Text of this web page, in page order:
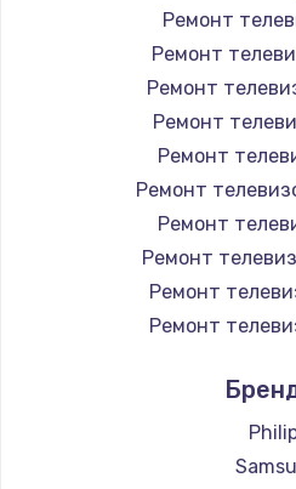
Замена
1100
Замена шим-
3900
1030
Ремонт
Ремонт
Ремонт
Ремонт
Ремонт
Ремонт
Ремонт
Ремонт
Ремонт
Ремонт
Ремонт
Ремонт
Ремонт